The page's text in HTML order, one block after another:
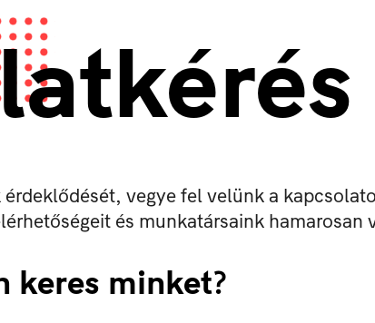
vegye fel velünk a
és munkatársaink hamarosan
keres minket?